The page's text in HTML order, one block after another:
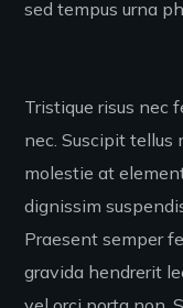
sed tempus urna
Tristique risus nec
nec. Suscipit tellus
molestie at
dignissim
Praesent semper
gravida hendrerit